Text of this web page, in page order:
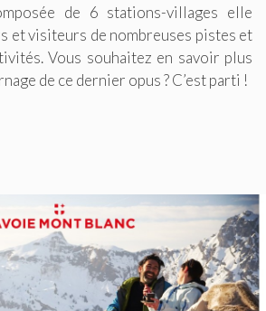
de 6 stations-villages elle
et visiteurs de nombreuses pistes et
Vous souhaitez en savoir plus
de ce dernier opus ? C’est parti !